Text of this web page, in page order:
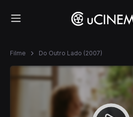
Filme Do Outro Lado (2007)